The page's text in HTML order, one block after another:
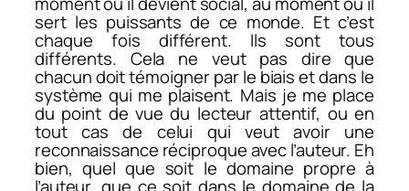
sert les puissants de ce monde. Et c’est
chaque fois différent. Ils sont tous
différents. Cela ne veut pas dire que
chacun doit témoigner par le biais et dans le
système qui me plaisent. Mais je me place
du point de vue du lecteur attentif, ou en
tout cas de celui qui veut avoir une
reconnaissance réciproque avec l’auteur. Eh
bien, quel que soit le domaine propre à
l’auteur, que ce soit dans le domaine de la